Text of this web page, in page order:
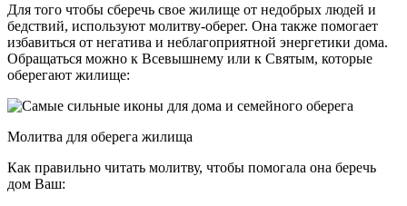
Для того чтобы сберечь свое жилище от недобрых людей и
бедствий, используют молитву-оберег. Она также помогает
избавиться от негатива и неблагоприятной энергетики дома.
Обращаться можно к Всевышнему или к Святым, которые
оберегают жилище:
Молитва для оберега жилища
Как правильно читать молитву, чтобы помогала она беречь
дом Ваш: